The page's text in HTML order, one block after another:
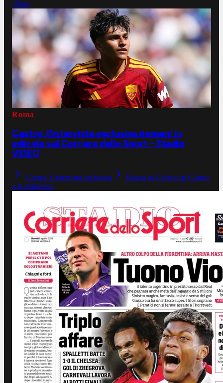
10km
Roma
Castro, l'intervista esclusiva domani in
edicola sul Corriere dello Sport - Stadio
VIDEO
Castro, l'intervista esclusiva
Roma in Galles: da Castro
a Koulierakis